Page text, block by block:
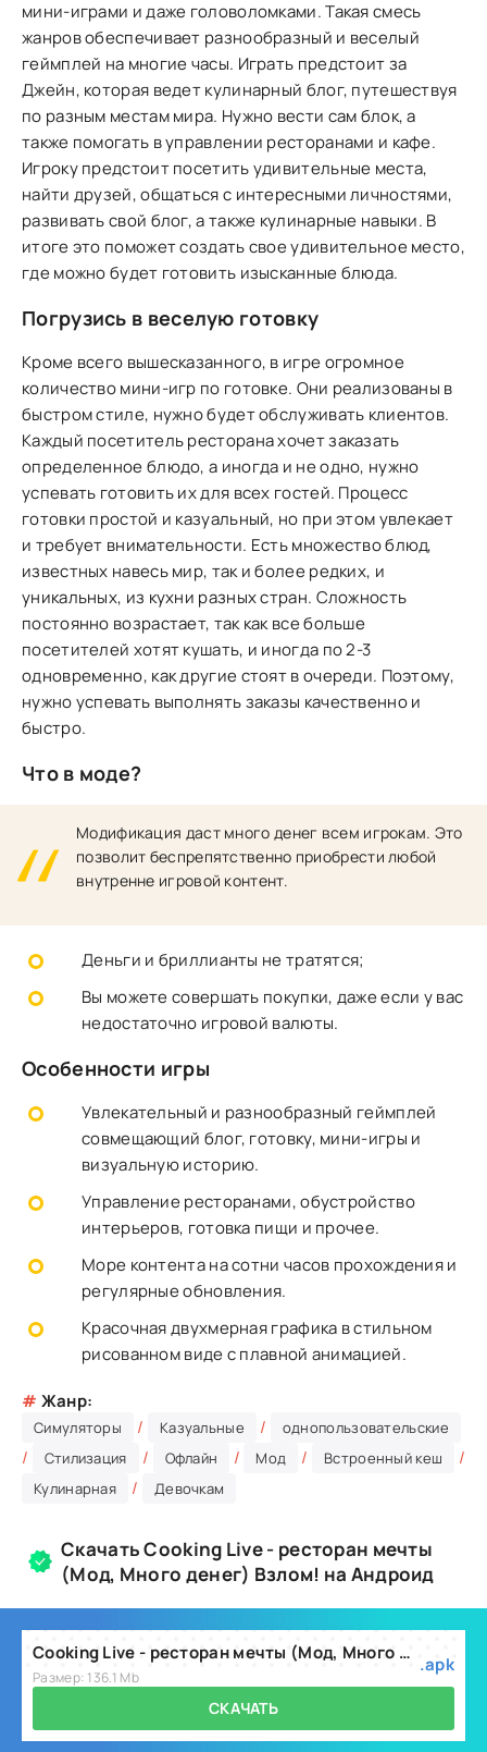
мини-играми и даже головоломками. Такая смесь
жанров обеспечивает разнообразный и веселый
геймплей на многие часы. Играть предстоит за
Джейн, которая ведет кулинарный блог, путешествуя
по разным местам мира. Нужно вести сам блок, а
также помогать в управлении ресторанами и кафе.
Игроку предстоит посетить удивительные места,
найти друзей, общаться с интересными личностями,
развивать свой блог, а также кулинарные навыки. В
итоге это поможет создать свое удивительное место,
где можно будет готовить изысканные блюда.
Погрузись в веселую готовку
Кроме всего вышесказанного, в игре огромное
количество мини-игр по готовке. Они реализованы в
быстром стиле, нужно будет обслуживать клиентов.
Каждый посетитель ресторана хочет заказать
определенное блюдо, а иногда и не одно, нужно
успевать готовить их для всех гостей. Процесс
готовки простой и казуальный, но при этом увлекает
и требует внимательности. Есть множество блюд,
известных навесь мир, так и более редких, и
уникальных, из кухни разных стран. Сложность
постоянно возрастает, так как все больше
посетителей хотят кушать, и иногда по 2-3
одновременно, как другие стоят в очереди. Поэтому,
нужно успевать выполнять заказы качественно и
быстро.
Что в моде?
Модификация даст много денег всем игрокам. Это
позволит беспрепятственно приобрести любой
внутренне игровой контент.
Деньги и бриллианты не тратятся;
Вы можете совершать покупки, даже если у вас
недостаточно игровой валюты.
Особенности игры
Увлекательный и разнообразный геймплей
совмещающий блог, готовку, мини-игры и
визуальную историю.
Управление ресторанами, обустройство
интерьеров, готовка пищи и прочее.
Море контента на сотни часов прохождения и
регулярные обновления.
Красочная двухмерная графика в стильном
рисованном виде с плавной анимацией.
# Жанр:
Симуляторы / Казуальные / однопользовательские
/ Стилизация / Офлайн / Мод / Встроенный кеш /
Кулинарная / Девочкам
Скачать Cooking Live - ресторан мечты
(Мод, Много денег) Взлом! на Андроид
Cooking Live - ресторан мечты (Мод, Много денег) v0.43.0.30
Размер: 136.1 Mb
.apk
СКАЧАТЬ